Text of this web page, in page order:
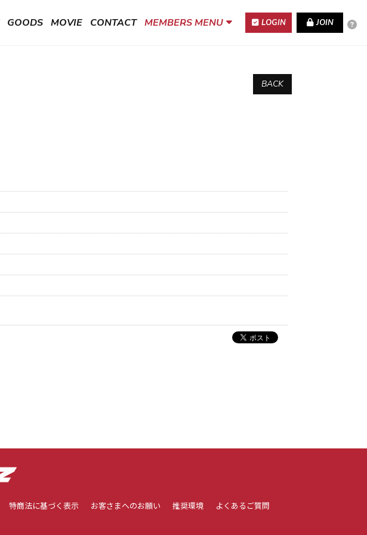
GOODS MOVIE CONTACT MEMBERS MENU LOGIN JOIN
BACK
特商法に基づく表示 お客さまへのお願い 推奨環境 よくあるご質問